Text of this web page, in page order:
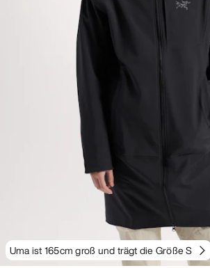
Uma ist 165cm groß und trägt die Größe S